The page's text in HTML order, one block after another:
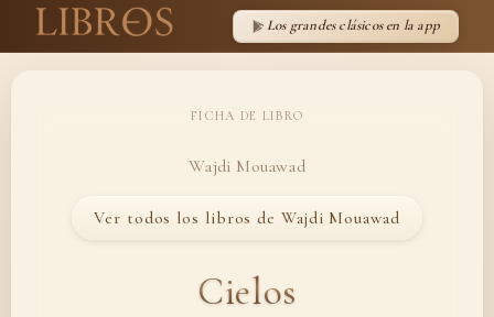
Los grandes clásicos en la app
FICHA DE LIBRO
Wajdi Mouawad
Ver todos los libros de Wajdi Mouawad
Cielos